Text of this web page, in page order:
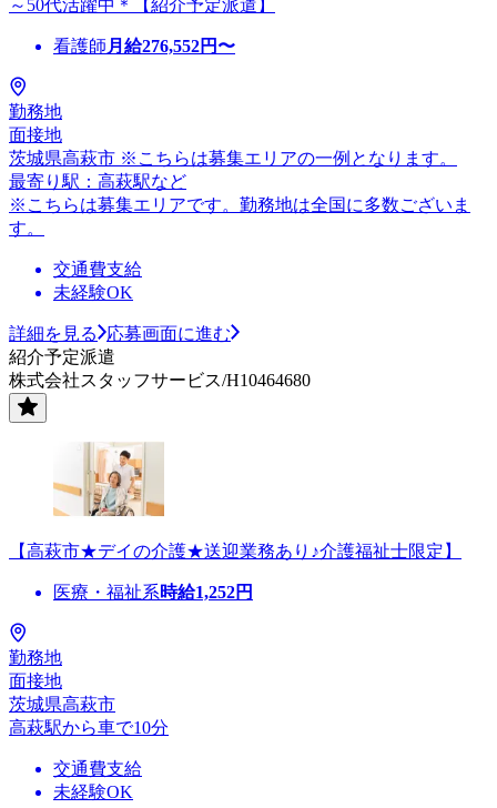
～50代活躍中＊【紹介予定派遣】
看護師 月給276,552円〜
勤務地
面接地
茨城県高萩市 ※こちらは募集エリアの一例となります。
最寄り駅：高萩駅など
※こちらは募集エリアです。勤務地は全国に多数ございま
す。
交通費支給
未経験OK
詳細を見る
応募画面に進む
紹介予定派遣
株式会社スタッフサービス/H10464680
【高萩市★デイの介護★送迎業務あり♪介護福祉士限定】
医療・福祉系時給1,252円
勤務地
面接地
茨城県高萩市
高萩駅から車で10分
交通費支給
未経験OK